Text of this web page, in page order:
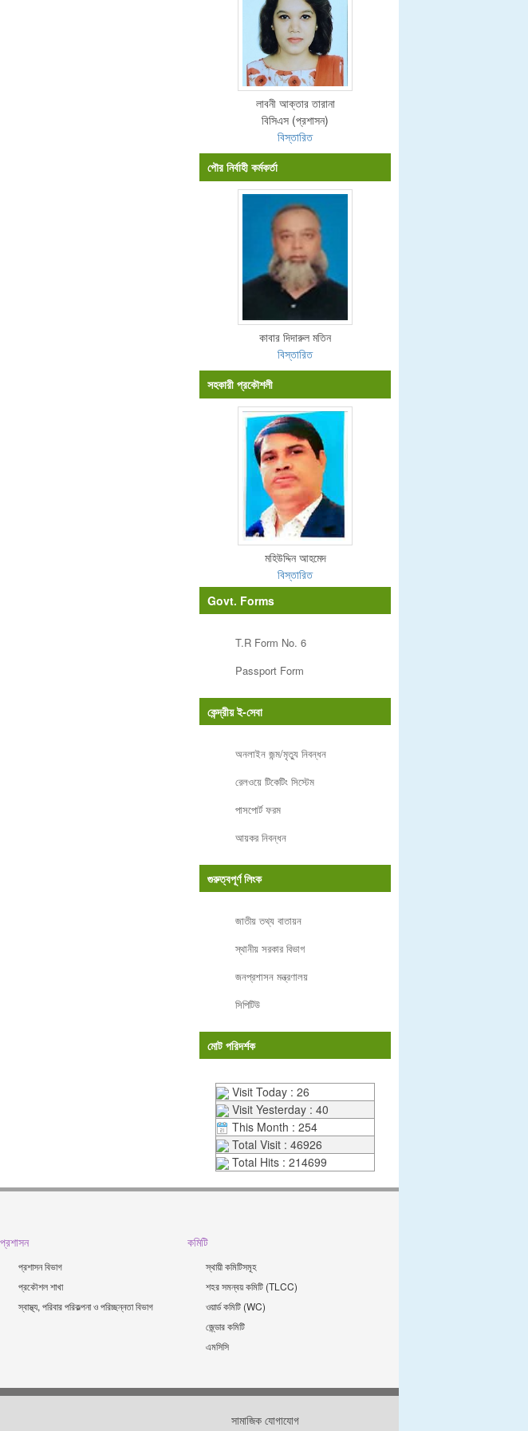
লাবনী আক্তার তারানা
বিসিএস (প্রশাসন)
বিস্তারিত
পৌর নির্বাহী কর্মকর্তা
কাবার দিদারুল মতিন
বিস্তারিত
সহকারী প্রকৌশলী
মহিউদ্দিন আহমেদ
বিস্তারিত
Govt. Forms
T.R Form No. 6
Passport Form
কেন্দ্রীয় ই-সেবা
অনলাইন জন্ম/মৃত্যু নিবন্ধন
রেলওয়ে টিকেটিং সিস্টেম
পাসপোর্ট ফরম
আয়কর নিবন্ধন
গুরুত্বপূর্ণ লিংক
জাতীয় তথ্য বাতায়ন
স্থানীয় সরকার বিভাগ
জনপ্রশাসন মন্ত্রণালয়
সিপিটিউ
মোট পরিদর্শক
Visit Today : 26
Visit Yesterday : 40
This Month : 254
Total Visit : 46926
Total Hits : 214699
প্রশাসন
প্রশাসন বিভাগ
প্রকৌশল শাখা
স্বাস্থ্য, পরিবার পরিকল্পনা ও পরিচ্ছন্নতা ‍বিভাগ
কমিটি
স্থায়ী কমিটিসমূহ
শহর সমন্বয় কমিটি (TLCC)
ওয়ার্ড কমিটি (WC)
জে্ন্ডার কমিটি
এমসিসি
সামাজিক যোগাযোগ